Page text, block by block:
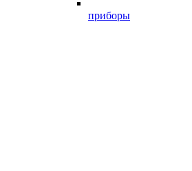
приборы